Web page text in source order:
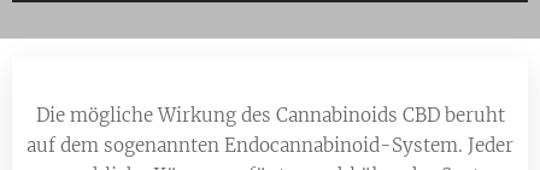
Die mögliche Wirkung des Cannabinoids CBD beruht
auf dem sogenannten Endocannabinoid-System. Jeder